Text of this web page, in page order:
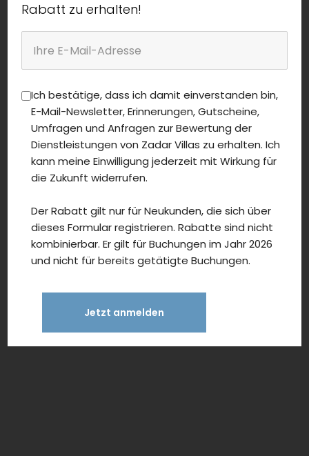
Rabatt zu erhalten!
Ich bestätige, dass ich damit einverstanden bin,
E-Mail-Newsletter, Erinnerungen, Gutscheine,
Umfragen und Anfragen zur Bewertung der
Dienstleistungen von Zadar Villas zu erhalten. Ich
kann meine Einwilligung jederzeit mit Wirkung für
die Zukunft widerrufen.
Der Rabatt gilt nur für Neukunden, die sich über
dieses Formular registrieren. Rabatte sind nicht
kombinierbar. Er gilt für Buchungen im Jahr 2026
und nicht für bereits getätigte Buchungen.
Jetzt anmelden